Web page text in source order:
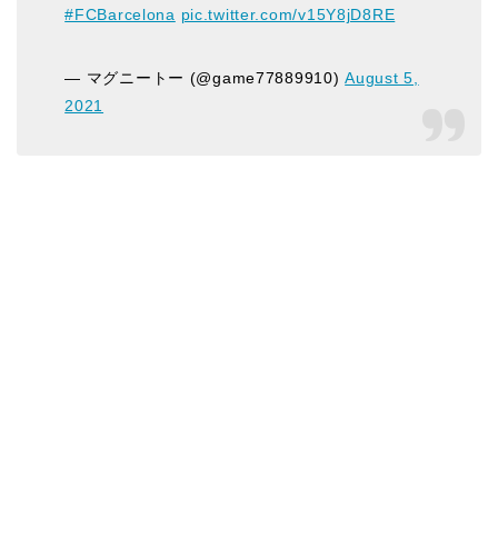
#FCBarcelona pic.twitter.com/v15Y8jD8RE
— マグニートー (@game77889910)August 5,
2021